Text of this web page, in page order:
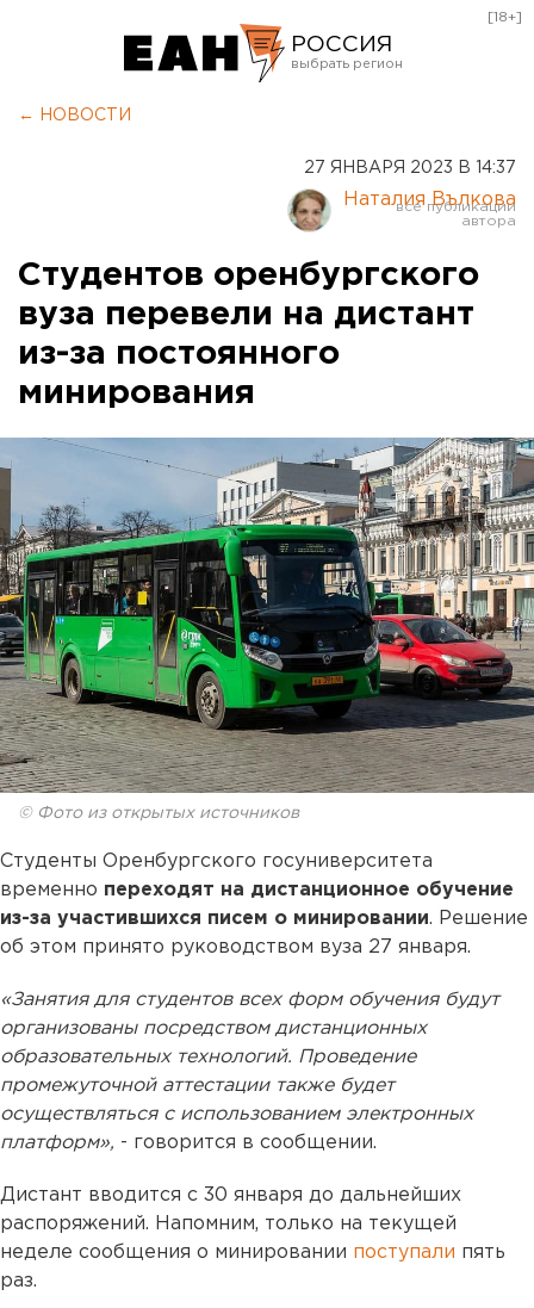
РОССИЯ
Курган
Оренбург
[18+]
← НОВОСТИ
27 ЯНВАРЯ 2023 В 14:37
Наталия Вълкова
Студентов оренбургского
вуза перевели на дистант
из-за постоянного
минирования
© Фото из открытых источников
Студенты Оренбургского госуниверситета
временно переходят на дистанционное обучение
из-за участившихся писем о минировании. Решение
об этом принято руководством вуза 27 января.
«Занятия для студентов всех форм обучения будут
организованы посредством дистанционных
образовательных технологий. Проведение
промежуточной аттестации также будет
осуществляться с использованием электронных
платформ», - говорится в сообщении.
Дистант вводится с 30 января до дальнейших
распоряжений. Напомним, только на текущей
неделе сообщения о минировании поступали пять
раз.